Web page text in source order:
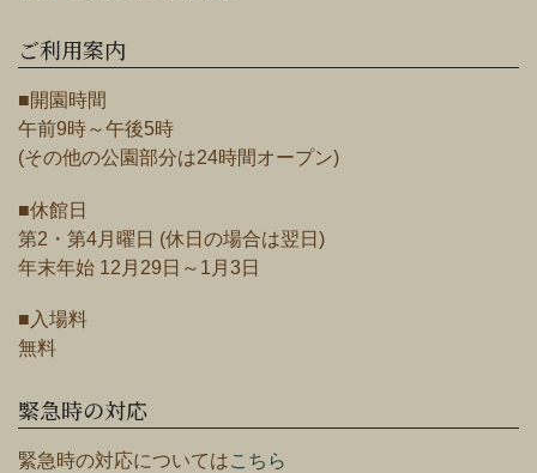
ご利用案内
■開園時間
午前9時～午後5時
(その他の公園部分は24時間オープン)
■休館日
第2・第4月曜日 (休日の場合は翌日)
年末年始 12月29日～1月3日
■入場料
無料
緊急時の対応
緊急時の対応についてはこちら